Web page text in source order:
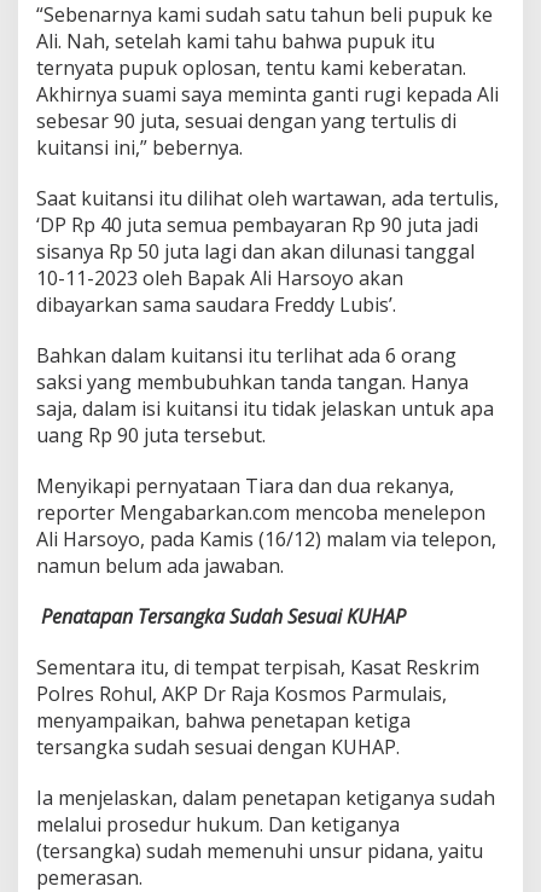
“Sebenarnya kami sudah satu tahun beli pupuk ke
Ali. Nah, setelah kami tahu bahwa pupuk itu
ternyata pupuk oplosan, tentu kami keberatan.
Akhirnya suami saya meminta ganti rugi kepada Ali
sebesar 90 juta, sesuai dengan yang tertulis di
kuitansi ini,” bebernya.
Saat kuitansi itu dilihat oleh wartawan, ada tertulis,
‘DP Rp 40 juta semua pembayaran Rp 90 juta jadi
sisanya Rp 50 juta lagi dan akan dilunasi tanggal
10-11-2023 oleh Bapak Ali Harsoyo akan
dibayarkan sama saudara Freddy Lubis’.
Bahkan dalam kuitansi itu terlihat ada 6 orang
saksi yang membubuhkan tanda tangan. Hanya
saja, dalam isi kuitansi itu tidak jelaskan untuk apa
uang Rp 90 juta tersebut.
Menyikapi pernyataan Tiara dan dua rekanya,
reporter Mengabarkan.com mencoba menelepon
Ali Harsoyo, pada Kamis (16/12) malam via telepon,
namun belum ada jawaban.
Penatapan Tersangka Sudah Sesuai KUHAP
Sementara itu, di tempat terpisah, Kasat Reskrim
Polres Rohul, AKP Dr Raja Kosmos Parmulais,
menyampaikan, bahwa penetapan ketiga
tersangka sudah sesuai dengan KUHAP.
Ia menjelaskan, dalam penetapan ketiganya sudah
melalui prosedur hukum. Dan ketiganya
(tersangka) sudah memenuhi unsur pidana, yaitu
pemerasan.